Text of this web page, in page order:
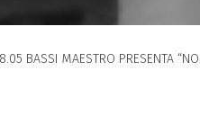
BASSI MAESTRO PRESENTA